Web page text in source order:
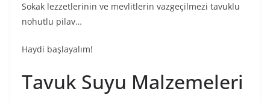
Sokak lezzetlerinin ve mevlitlerin vazgeçilmezi tavuklu
nohutlu pilav…
Haydi başlayalım!
Tavuk Suyu Malzemeleri